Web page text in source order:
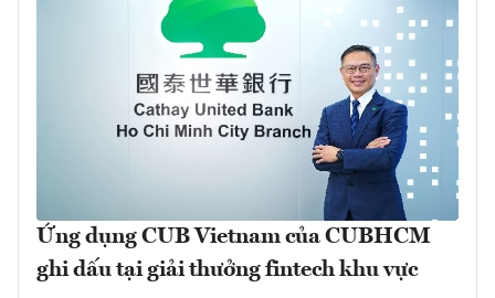
Ứng dụng CUB Vietnam của CUBHCM
ghi dấu tại giải thưởng fintech khu vực